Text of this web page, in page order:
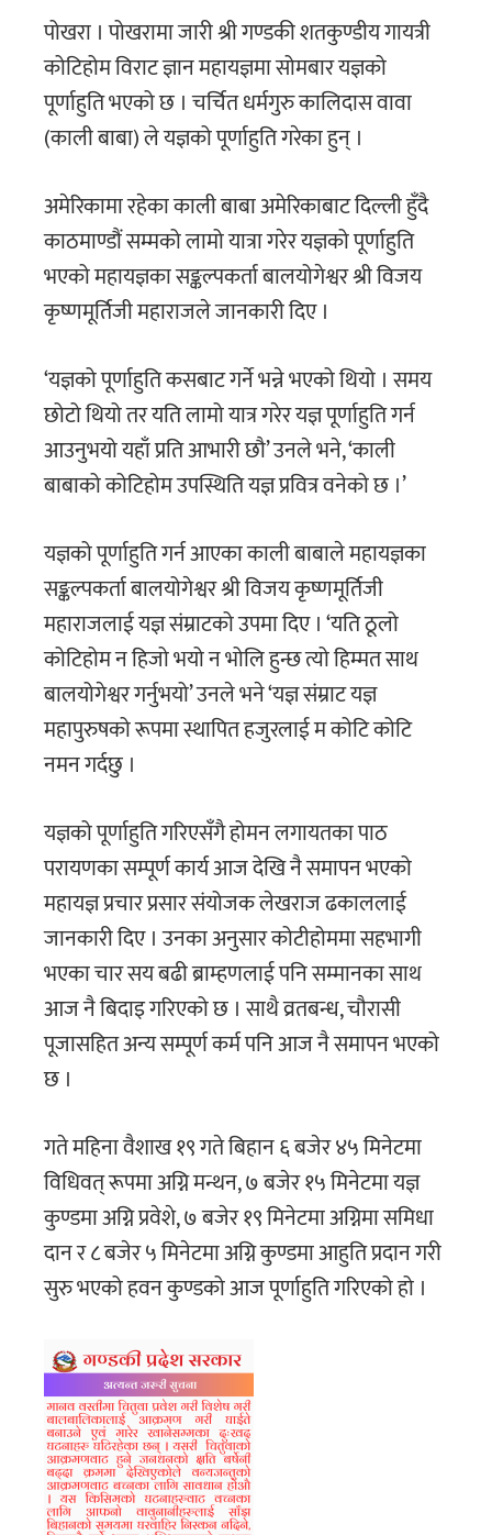
पोखरा । पोखरामा जारी श्री गण्डकी शतकुण्डीय गायत्री
कोटिहोम विराट ज्ञान महायज्ञमा सोमबार यज्ञको
पूर्णाहुति भएको छ । चर्चित धर्मगुरु कालिदास वावा
(काली बाबा) ले यज्ञको पूर्णाहुति गरेका हुन् ।
अमेरिकामा रहेका काली बाबा अमेरिकाबाट दिल्ली हुँदै
काठमाण्डौं सम्मको लामो यात्रा गरेर यज्ञको पूर्णाहुति
भएको महायज्ञका सङ्कल्पकर्ता बालयोगेश्वर श्री विजय
कृष्णमूर्तिजी महाराजले जानकारी दिए ।
‘यज्ञको पूर्णाहुति कसबाट गर्ने भन्ने भएको थियो । समय
छोटो थियो तर यति लामो यात्र गरेर यज्ञ पूर्णाहुति गर्न
आउनुभयो यहाँ प्रति आभारी छौ’ उनले भने, ‘काली
बाबाको कोटिहोम उपस्थिति यज्ञ प्रवित्र वनेको छ ।’
यज्ञको पूर्णाहुति गर्न आएका काली बाबाले महायज्ञका
सङ्कल्पकर्ता बालयोगेश्वर श्री विजय कृष्णमूर्तिजी
महाराजलाई यज्ञ संम्राटको उपमा दिए । ‘यति ठूलो
कोटिहोम न हिजो भयो न भोलि हुन्छ त्यो हिम्मत साथ
बालयोगेश्वर गर्नुभयो’ उनले भने ‘यज्ञ संम्राट यज्ञ
महापुरुषको रूपमा स्थापित हजुरलाई म कोटि कोटि
नमन गर्दछु ।
यज्ञको पूर्णाहुति गरिएसँगै होमन लगायतका पाठ
परायणका सम्पूर्ण कार्य आज देखि नै समापन भएको
महायज्ञ प्रचार प्रसार संयोजक लेखराज ढकाललाई
जानकारी दिए । उनका अनुसार कोटीहोममा सहभागी
भएका चार सय बढी ब्राम्हणलाई पनि सम्मानका साथ
आज नै बिदाइ गरिएको छ । साथै व्रतबन्ध, चौरासी
पूजासहित अन्य सम्पूर्ण कर्म पनि आज नै समापन भएको
छ ।
गते महिना वैशाख १९ गते बिहान ६ बजेर ४५ मिनेटमा
विधिवत् रूपमा अग्नि मन्थन, ७ बजेर १५ मिनेटमा यज्ञ
कुण्डमा अग्नि प्रवेशे, ७ बजेर १९ मिनेटमा अग्निमा समिधा
दान र ८ बजेर ५ मिनेटमा अग्नि कुण्डमा आहुति प्रदान गरी
सुरु भएको हवन कुण्डको आज पूर्णाहुति गरिएको हो ।